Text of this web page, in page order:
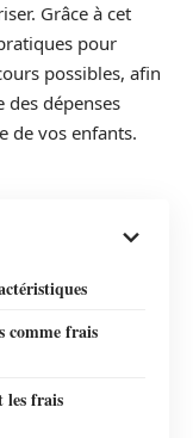
Grâce à cet
pour
possibles, afin
des dépenses
de vos enfants.
comme frais
les frais